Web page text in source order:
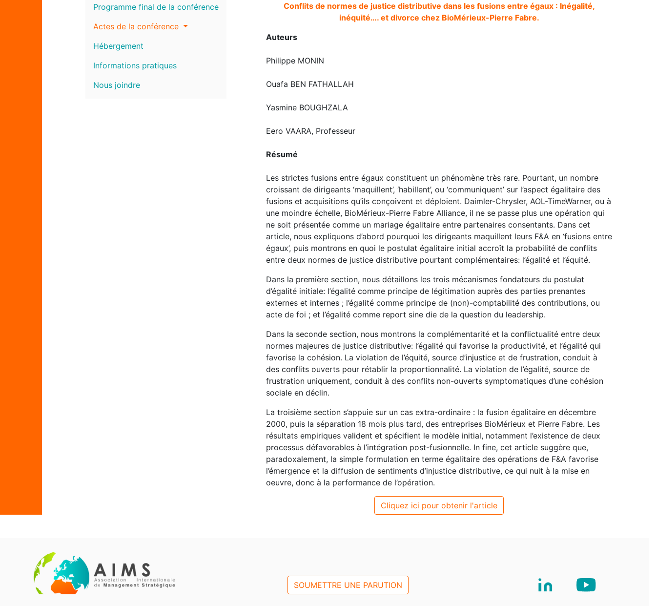
Programme final de la conférence
Actes de la conférence
Hébergement
Informations pratiques
Nous joindre
Conflits de normes de justice distributive dans les fusions entre égaux : Inégalité,
inéquité…. et divorce chez BioMérieux-Pierre Fabre.
Auteurs
Philippe MONIN
Ouafa BEN FATHALLAH
Yasmine BOUGHZALA
Eero VAARA, Professeur
Résumé
Les strictes fusions entre égaux constituent un phénomène très rare. Pourtant, un nombre
croissant de dirigeants ‘maquillent’, ‘habillent’, ou ‘communiquent’ sur l’aspect égalitaire des
fusions et acquisitions qu’ils conçoivent et déploient. Daimler-Chrysler, AOL-TimeWarner, ou à
une moindre échelle, BioMérieux-Pierre Fabre Alliance, il ne se passe plus une opération qui
ne soit présentée comme un mariage égalitaire entre partenaires consentants. Dans cet
article, nous expliquons d’abord pourquoi les dirigeants maquillent leurs F&A en ‘fusions entre
égaux’, puis montrons en quoi le postulat égalitaire initial accroît la probabilité de conflits
entre deux normes de justice distributive pourtant complémentaires: l’égalité et l’équité.
Dans la première section, nous détaillons les trois mécanismes fondateurs du postulat
d’égalité initiale: l’égalité comme principe de légitimation auprès des parties prenantes
externes et internes ; l’égalité comme principe de (non)-comptabilité des contributions, ou
acte de foi ; et l’égalité comme report sine die de la question du leadership.
Dans la seconde section, nous montrons la complémentarité et la conflictualité entre deux
normes majeures de justice distributive: l’égalité qui favorise la productivité, et l’égalité qui
favorise la cohésion. La violation de l’équité, source d’injustice et de frustration, conduit à
des conflits ouverts pour rétablir la proportionnalité. La violation de l’égalité, source de
frustration uniquement, conduit à des conflits non-ouverts symptomatiques d’une cohésion
sociale en déclin.
La troisième section s’appuie sur un cas extra-ordinaire : la fusion égalitaire en décembre
2000, puis la séparation 18 mois plus tard, des entreprises BioMérieux et Pierre Fabre. Les
résultats empiriques valident et spécifient le modèle initial, notamment l’existence de deux
processus défavorables à l’intégration post-fusionnelle. In fine, cet article suggère que,
paradoxalement, la simple formulation en terme égalitaire des opérations de F&A favorise
l’émergence et la diffusion de sentiments d’injustice distributive, ce qui nuit à la mise en
oeuvre, donc à la performance de l’opération.
Cliquez ici pour obtenir l'article
SOUMETTRE UNE PARUTION